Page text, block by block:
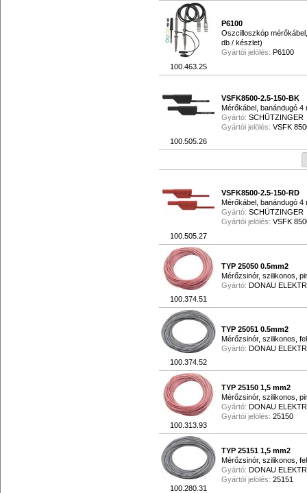
100.463.25
P6100
Oszcilloszkóp
db / készlet)
Gyártói jelölés: P6100
100.505.26
VSFK8500-2.5-150-BK
Mérőkábel, banándugó 4
Gyártó: SCHÜTZINGER
Gyártói jelölés: VSFK
100.505.27
VSFK8500-2.5-150-RD
Mérőkábel, banándugó 4
Gyártó: SCHÜTZINGER
Gyártói jelölés: VSFK
100.374.51
TYP 25050 0.5mm2
Mérőzsinór, szilikonos,
Gyártó: DONAU
100.374.52
TYP 25051 0.5mm2
Mérőzsinór, szilikonos,
Gyártó: DONAU
100.313.93
TYP 25150 1,5 mm2
Mérőzsinór, szilikonos,
Gyártó: DONAU
Gyártói jelölés: 25150
100.280.31
TYP 25151 1,5 mm2
Mérőzsinór, szilikonos,
Gyártó: DONAU
Gyártói jelölés: 25151